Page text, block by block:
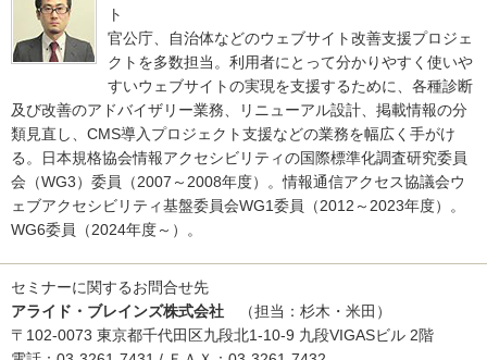
ト
官公庁、自治体などのウェブサイト改善支援プロジェ
クトを多数担当。利用者にとって分かりやすく使いや
すいウェブサイトの実現を支援するために、各種診断
及び改善のアドバイザリー業務、リニューアル設計、掲載情報の分
類見直し、CMS導入プロジェクト支援などの業務を幅広く手がけ
る。日本規格協会情報アクセシビリティの国際標準化調査研究委員
会（WG3）委員（2007～2008年度）。情報通信アクセス協議会ウ
ェブアクセシビリティ基盤委員会WG1委員（2012～2023年度）。
WG6委員（2024年度～）。
セミナーに関するお問合せ先
アライド・ブレインズ株式会社 （担当：杉木・米田）
〒102-0073 東京都千代田区九段北1-10-9 九段VIGASビル 2階